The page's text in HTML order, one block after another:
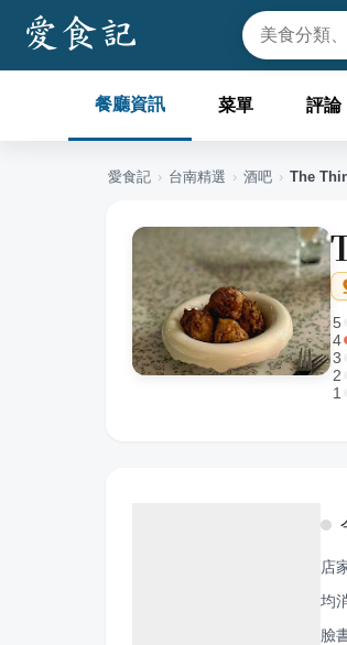
餐廳資訊 菜單 評論
愛食記 › 台南精選 › 酒吧 › The
5
5
4
4
3
3
2
2
11
店
均
臉